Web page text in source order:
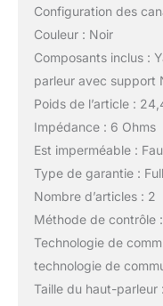
Configuration des
Couleur : Noir
Composants inclus :
parleur avec support
Poids de l’article :
Impédance : 6 Ohms
Est imperméable :
Type de garantie :
Nombre d’articles : 2
Méthode de contrôle
Technologie de
technologie de
Taille du haut-parleur